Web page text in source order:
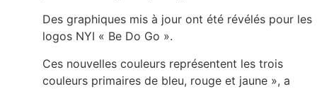
Des graphiques mis à jour ont été révélés pour les
logos NYI « Be Do Go ».
Ces nouvelles couleurs représentent les trois
couleurs primaires de bleu, rouge et jaune », a